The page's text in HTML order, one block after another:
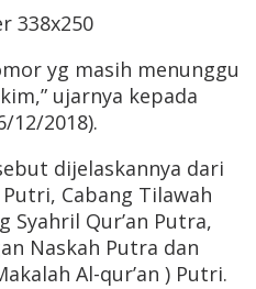
yg masih menunggu
ujarnya kepada
12/2018).
dijelaskannya dari
Cabang Tilawah
Syahril Qur’an Putra,
Naskah Putra dan
Al-qur’an ) Putri.